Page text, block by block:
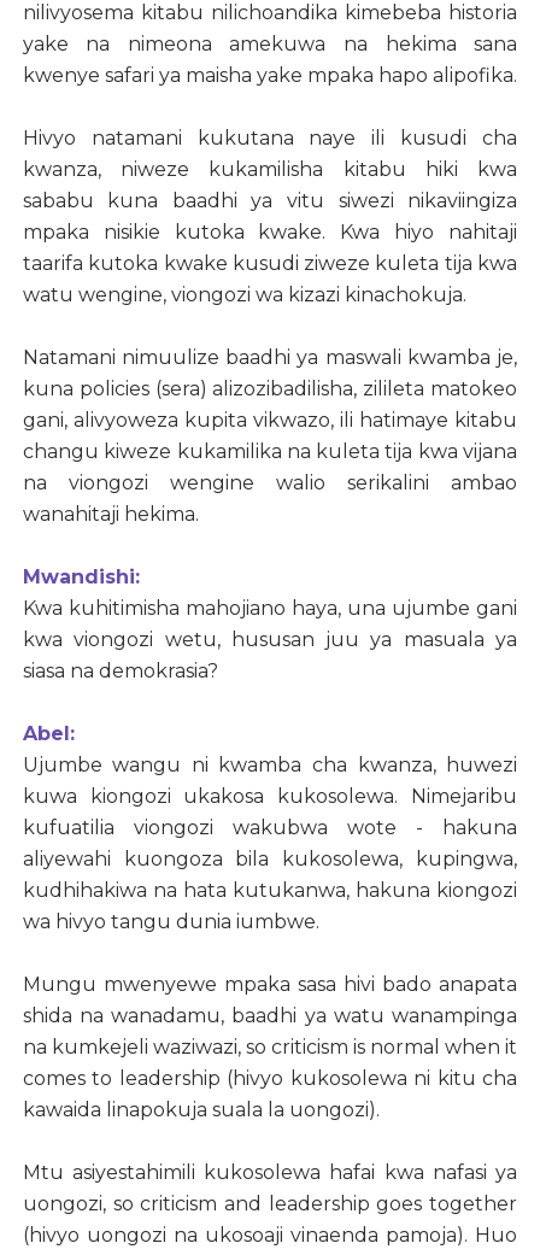
nilivyosema kitabu nilichoandika kimebeba historia
yake na nimeona amekuwa na hekima sana
kwenye safari ya maisha yake mpaka hapo alipofika.
Hivyo natamani kukutana naye ili kusudi cha
kwanza, niweze kukamilisha kitabu hiki kwa
sababu kuna baadhi ya vitu siwezi nikaviingiza
mpaka nisikie kutoka kwake. Kwa hiyo nahitaji
taarifa kutoka kwake kusudi ziweze kuleta tija kwa
watu wengine, viongozi wa kizazi kinachokuja.
Natamani nimuulize baadhi ya maswali kwamba je,
kuna policies (sera) alizozibadilisha, zilileta matokeo
gani, alivyoweza kupita vikwazo, ili hatimaye kitabu
changu kiweze kukamilika na kuleta tija kwa vijana
na viongozi wengine walio serikalini ambao
wanahitaji hekima.
Mwandishi:
Kwa kuhitimisha mahojiano haya, una ujumbe gani
kwa viongozi wetu, hususan juu ya masuala ya
siasa na demokrasia?
Abel:
Ujumbe wangu ni kwamba cha kwanza, huwezi
kuwa kiongozi ukakosa kukosolewa. Nimejaribu
kufuatilia viongozi wakubwa wote - hakuna
aliyewahi kuongoza bila kukosolewa, kupingwa,
kudhihakiwa na hata kutukanwa, hakuna kiongozi
wa hivyo tangu dunia iumbwe.
Mungu mwenyewe mpaka sasa hivi bado anapata
shida na wanadamu, baadhi ya watu wanampinga
na kumkejeli waziwazi, so criticism is normal when it
comes to leadership (hivyo kukosolewa ni kitu cha
kawaida linapokuja suala la uongozi).
Mtu asiyestahimili kukosolewa hafai kwa nafasi ya
uongozi, so criticism and leadership goes together
(hivyo uongozi na ukosoaji vinaenda pamoja). Huo